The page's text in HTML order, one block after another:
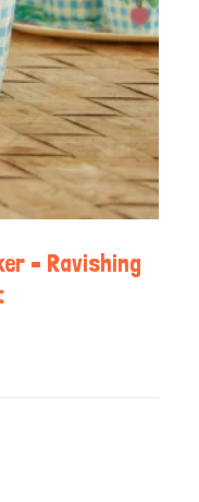
– Ravishing